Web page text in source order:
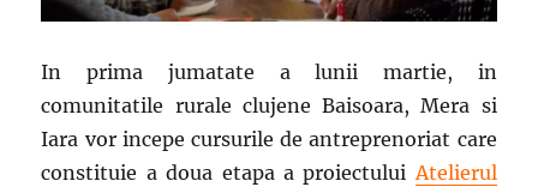
In prima jumatate a lunii martie, in
comunitatile rurale clujene Baisoara, Mera si
Iara vor incepe cursurile de antreprenoriat care
constituie a doua etapa a proiectuluiAtelierul